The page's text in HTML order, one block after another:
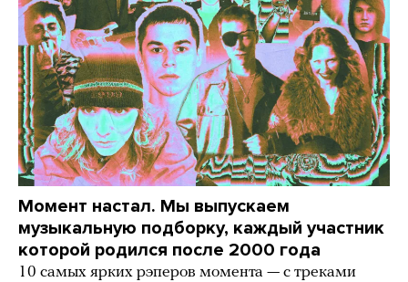
Момент настал. Мы выпускаем
музыкальную подборку, каждый участник
которой родился после 2000 года
10 самых ярких рэперов момента — с треками